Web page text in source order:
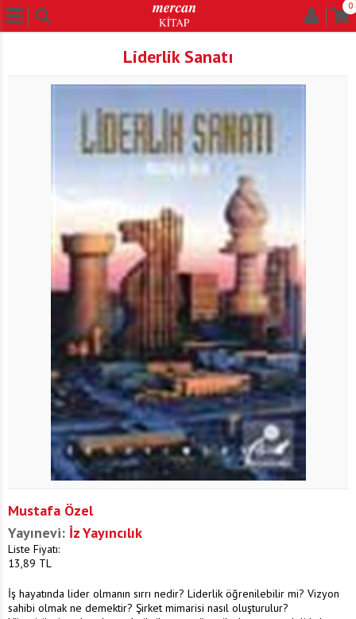
0
Liderlik Sanatı
Mustafa Özel
Yayınevi: İz Yayıncılık
Liste Fiyatı:
13,89 TL
İş hayatında lider olmanın sırrı nedir? Liderlik öğrenilebilir mi? Vizyon
sahibi olmak ne demektir? Şirket mimarisi nasıl oluşturulur?